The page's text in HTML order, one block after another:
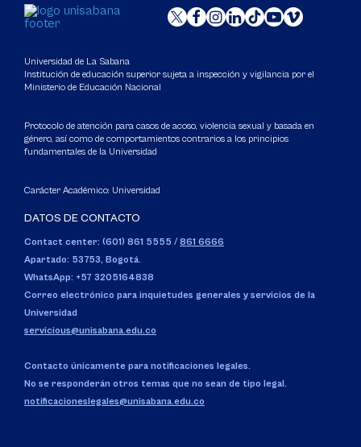
Universidad de La Sabana
Institución de educación superior sujeta a inspección y vigilancia por el
Ministerio de Educación Nacional
Protocolo de atención para casos de acoso, violencia sexual y basada en
género, así como de comportamientos contrarios a los principios
fundamentales de la Universidad
Carácter Académico: Universidad
DATOS DE CONTACTO
Contact center: (601) 861 5555 / 861 6666
Apartado: 53753, Bogotá.
WhatsApp: +57 3205164838
Correo electrónico para inquietudes generales y servicios de la
Universidad
servicious@unisabana.edu.co
Contacto únicamente para notificaciones legales.
No se responderán otros temas que no sean de tipo legal.
notificacioneslegales@unisabana.edu.co